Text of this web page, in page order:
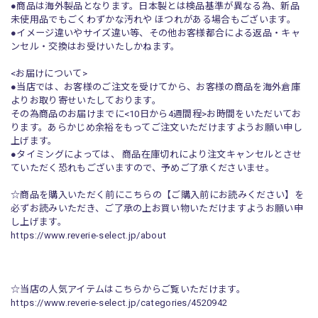
●商品は海外製品となります。日本製とは検品基準が異なる為、新品
未使用品でもごくわずかな汚れや ほつれがある場合もございます。
●イメージ違いやサイズ違い等、その他お客様都合による返品・キャ
ンセル・交換はお受けいたしかねます。
<お届けについて>
●当店では、お客様のご注文を受けてから、お客様の商品を海外倉庫
よりお取り寄せいたしております。
その為商品のお届けまでに<10日から4週間程>お時間をいただいてお
ります。あらかじめ余裕をもってご注文いただけますようお願い申し
上げます。
●タイミングによっては、 商品在庫切れにより注文キャンセルとさせ
ていただく恐れもございますので、予めご了承くださいませ。
☆商品を購入いただく前にこちらの【ご購入前にお読みください】を
必ずお読みいただき、ご了承の上お買い物いただけますようお願い申
し上げます。
https://www.reverie-select.jp/about
☆当店の人気アイテムはこちらからご覧いただけます。
https://www.reverie-select.jp/categories/4520942